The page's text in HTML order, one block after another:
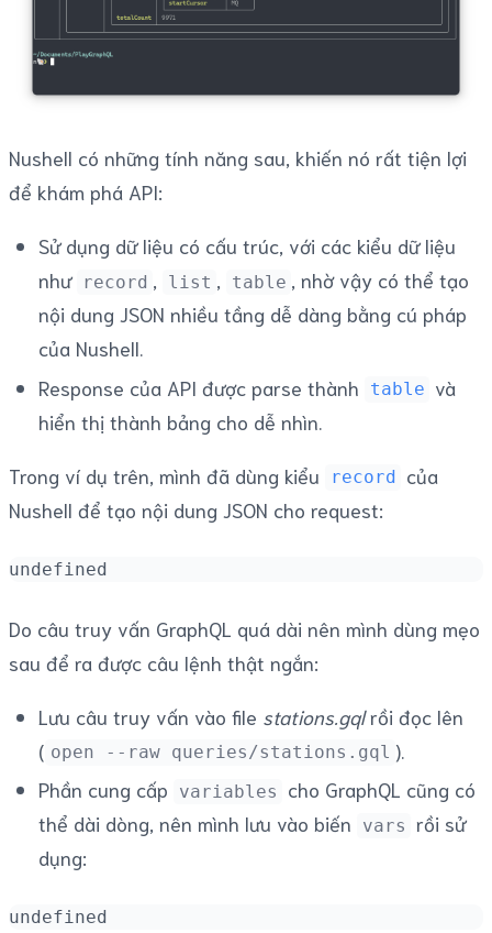
Nushell có những tính năng sau, khiến nó rất tiện lợi
để khám phá API:
Sử dụng dữ liệu có cấu trúc, với các kiểu dữ liệu
như record , list , table , nhờ vậy có thể tạo
nội dung JSON nhiều tầng dễ dàng bằng cú pháp
của Nushell.
Response của API được parse thành
table và
hiển thị thành bảng cho dễ nhìn.
Trong ví dụ trên, mình đã dùng kiểu record
của
Nushell để tạo nội dung JSON cho request:
undefined
Do câu truy vấn GraphQL quá dài nên mình dùng mẹo
sau để ra được câu lệnh thật ngắn:
Lưu câu truy vấn vào file stations.gqlrồi đọc lên
( open --raw queries/stations.gql ).
Phần cung cấp
variables
cho GraphQL cũng có
thể dài dòng, nên mình lưu vào biến
vars rồi sử
dụng:
undefined